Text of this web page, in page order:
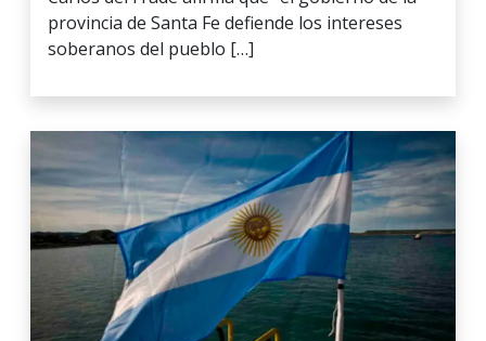
provincia de Santa Fe defiende los intereses
soberanos del pueblo […]